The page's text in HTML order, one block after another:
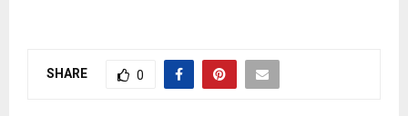
SHARE 0